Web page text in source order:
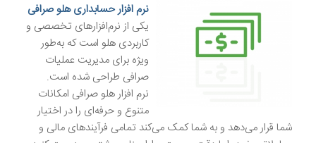
نرم افزار حسابداری هلو صرافی
یکی از نرم‌افزارهای تخصصی و
کاربردی هلو است که به‌طور
ویژه برای مدیریت عملیات
صرافی طراحی شده است.
نرم افزار هلو صرافی امکانات
متنوع و حرفه‌ای را در اختیار
شما قرار می‌دهد و به شما کمک می‌کند تمامی فرآیندهای مالی و